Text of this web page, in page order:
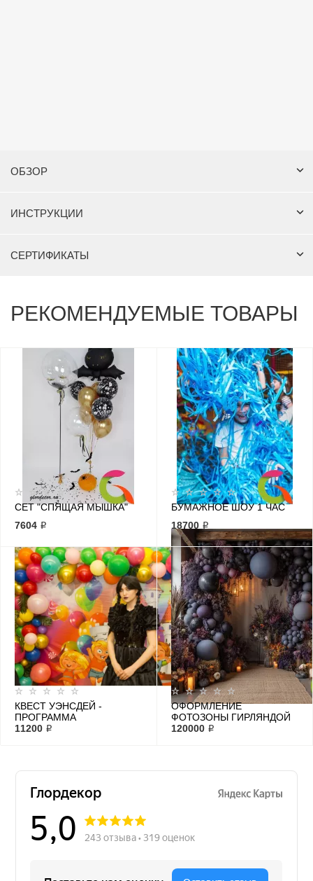
ОБЗОР
ИНСТРУКЦИИ
СЕРТИФИКАТЫ
РЕКОМЕНДУЕМЫЕ ТОВАРЫ
СЕТ "СПЯЩАЯ МЫШКА"
7604 ₽
БУМАЖНОЕ ШОУ 1 ЧАС
18700 ₽
КВЕСТ УЭНСДЕЙ -
ПРОГРАММА
АНИМАЦИОННАЯ НА
11200 ₽
ОФОРМЛЕНИЕ
ФОТОЗОНЫ ГИРЛЯНДОЙ
И ЦВЕТАМИ
120000 ₽